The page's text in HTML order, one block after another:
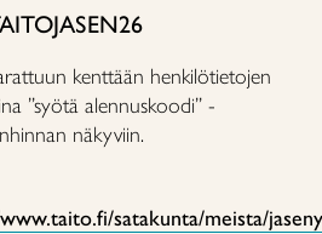
kenttään henkilötietojen
”syötä alennuskoodi” -
näkyviin.
satakunta/meista/